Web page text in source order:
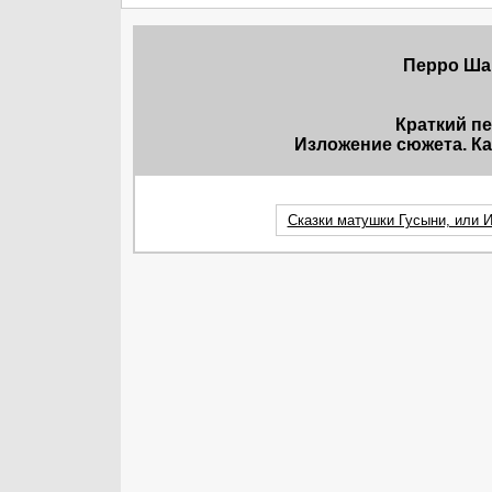
Перро
Краткий
Изложение сюжета.
Сказки матушки Гусыни, или